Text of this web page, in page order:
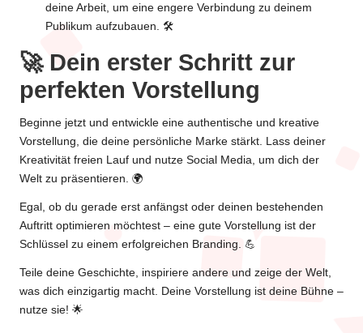
deine Arbeit, um eine engere Verbindung zu deinem
Publikum aufzubauen. 🛠️
🚀 Dein erster Schritt zur
perfekten Vorstellung
Beginne jetzt und entwickle eine authentische und kreative
Vorstellung, die deine persönliche Marke stärkt. Lass deiner
Kreativität freien Lauf und nutze Social Media, um dich der
Welt zu präsentieren. 🌍
Egal, ob du gerade erst anfängst oder deinen bestehenden
Auftritt optimieren möchtest – eine gute Vorstellung ist der
Schlüssel zu einem erfolgreichen Branding. 💪
Teile deine Geschichte, inspiriere andere und zeige der Welt,
was dich einzigartig macht. Deine Vorstellung ist deine Bühne –
nutze sie! 🌟